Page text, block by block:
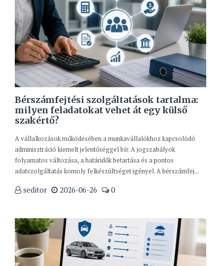
Bérszámfejtési szolgáltatások tartalma:
milyen feladatokat vehet át egy külső
szakértő?
A vállalkozások működésében a munkavállalókhoz kapcsolódó
adminisztráció kiemelt jelentőséggel bír. A jogszabályok
folyamatos változása, a határidők betartása és a pontos
adatszolgáltatás komoly felkészültséget igényel. A bérszámfej...
seditor 2026-06-26 0